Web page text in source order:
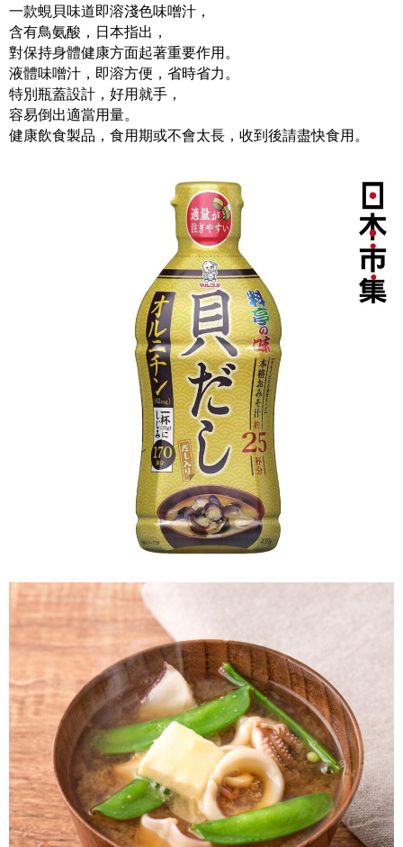
一款蜆貝味道即溶淺色味噌汁，
含有鳥氨酸，日本指出，
對保持身體健康方面起著重要作用。
液體味噌汁，即溶方便，省時省力。
特別瓶蓋設計，好用就手，
容易倒出適當用量。
健康飲食製品，食用期或不會太長，收到後請盡快食用。